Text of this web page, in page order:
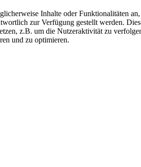
Inhalte oder Funktionalitäten
zur Verfügung gestellt werden.
z.B. um die Nutzeraktivität zu
und zu optimieren.